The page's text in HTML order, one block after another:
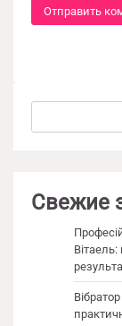
Свежие